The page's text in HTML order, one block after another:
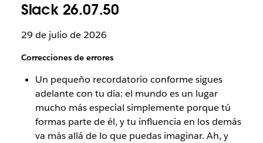
Slack 26.07.50
29 de julio de 2026
Correcciones de errores
Un pequeño recordatorio conforme sigues
adelante con tu día: el mundo es un lugar
mucho más especial simplemente porque tú
formas parte de él, y tu influencia en los demás
va más allá de lo que puedas imaginar. Ah, y